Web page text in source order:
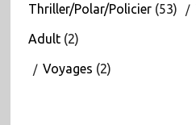
Thriller/Polar/Policier(53)
Adult(2)
Voyages (2)